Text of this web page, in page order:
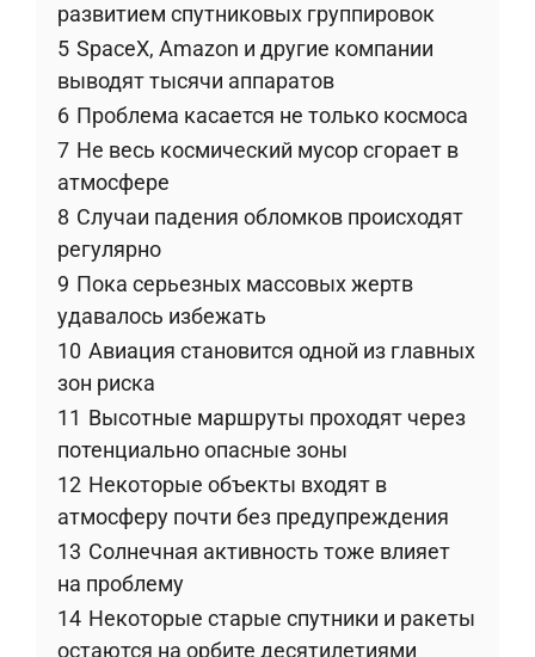
развитием спутниковых группировок
5 SpaceX, Amazon и другие компании
выводят тысячи аппаратов
6 Проблема касается не только космоса
7 Не весь космический мусор сгорает в
атмосфере
8 Случаи падения обломков происходят
регулярно
9 Пока серьезных массовых жертв
удавалось избежать
10 Авиация становится одной из главных
зон риска
11 Высотные маршруты проходят через
потенциально опасные зоны
12 Некоторые объекты входят в
атмосферу почти без предупреждения
13 Солнечная активность тоже влияет
на проблему
14 Некоторые старые спутники и ракеты
остаются на орбите десятилетиями